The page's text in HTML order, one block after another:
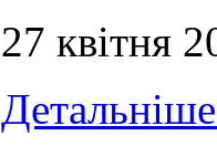
27 квітня